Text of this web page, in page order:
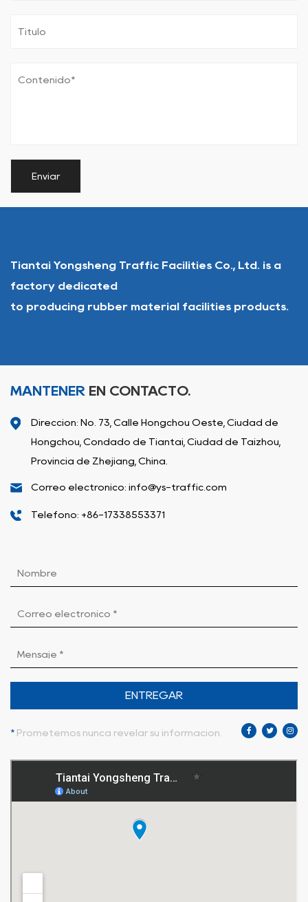
Tiantai Yongsheng Traffic Facilities Co., Ltd. is a
factory dedicated
to producing rubber material facilities products.
MANTENER EN CONTACTO.
Dirección: No. 73, Calle Hongchou Oeste, Ciudad de
Hongchou, Condado de Tiantai, Ciudad de Taizhou,
Provincia de Zhejiang, China.
Correo electrónico: info@ys-traffic.com
Teléfono: +86-17338553371
ENTREGAR
* Prometemos nunca revelar su información.